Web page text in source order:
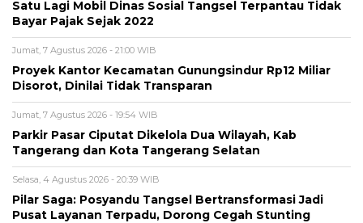
Satu Lagi Mobil Dinas Sosial Tangsel Terpantau Tidak
Bayar Pajak Sejak 2022
Jumat, 7 Agustus 2026 - 21:00 WIB
Proyek Kantor Kecamatan Gunungsindur Rp12 Miliar
Disorot, Dinilai Tidak Transparan
Jumat, 7 Agustus 2026 - 19:54 WIB
Parkir Pasar Ciputat Dikelola Dua Wilayah, Kab
Tangerang dan Kota Tangerang Selatan
Selasa, 4 Agustus 2026 - 20:39 WIB
Pilar Saga: Posyandu Tangsel Bertransformasi Jadi
Pusat Layanan Terpadu, Dorong Cegah Stunting